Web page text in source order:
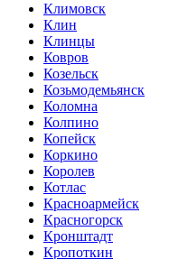
Климовск
Клин
Клинцы
Ковров
Козельск
Козьмодемьянск
Коломна
Колпино
Копейск
Коркино
Королев
Котлас
Красноармейск
Красногорск
Кронштадт
Кропоткин